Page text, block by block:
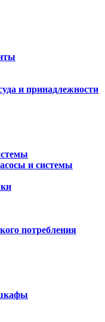
и принадлежности
и системы
потребления